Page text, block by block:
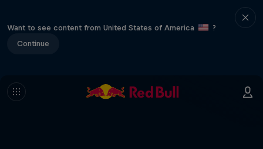
Want to see content from United States of America
?
Continue